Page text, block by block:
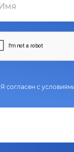
Я согласен с